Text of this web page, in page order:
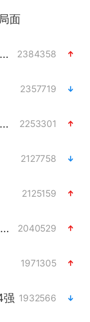
面
闭胖东来生活广场店 2384358
2357719
营主体结构持续优化 2253301
2127758
2125159
国足U17与阿森纳决赛取消 并列冠军 2040529
1971305
强 1932566